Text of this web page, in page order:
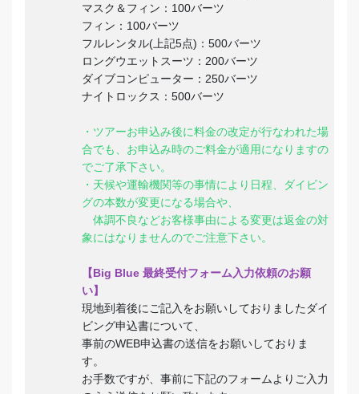
マスク＆フィン：100バーツ
フィン：100バーツ
フルレンタル(上記5点)：500バーツ
ロングウエットスーツ：200バーツ
ダイブコンピューター：250バーツ
ナイトロックス：500バーツ
・ツアーお申込み後に料金の改定が行なわれた場
合でも、お申込み時のご料金が適用になりますの
でご了承下さい。
・天候や運輸機関等の事情により日程、ダイビン
グの本数が変更になる場合や、
体調不良などお客様事由による変更は返金の対
象にはなりませんのでご注意下さい。
【Big Blue 最終受付フォーム入力依頼のお願
い】
現地到着後にご記入をお願いしておりましたダイ
ビング申込書について、
事前のWEB申込書の送信をお願いしておりま
す。
お手数ですが、事前に下記のフォームよりご入力